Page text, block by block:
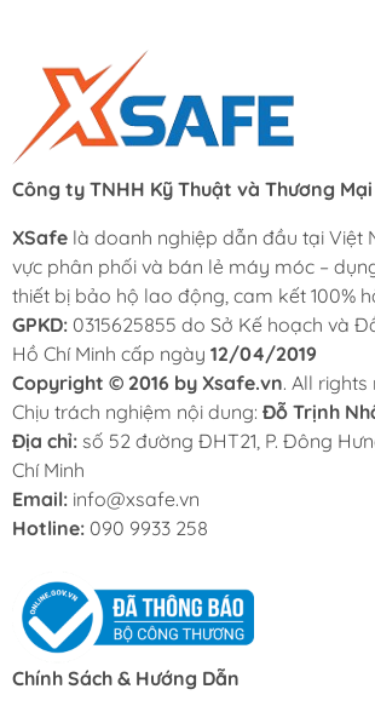
Công ty TNHH Kỹ Thuật và Thương Mại
XSafe là doanh nghiệp dẫn đầu tại Việt
vực phân phối và bán lẻ máy móc –
thiết bị bảo hộ lao động, cam kết 100%
GPKD: 0315625855 do Sở Kế hoạch và
Hồ Chí Minh cấp ngày 12/04/2019
Copyright © 2016 by Xsafe.vn. All
Chịu trách nghiệm nội dung: Đỗ Trịnh
Địa chỉ: số 52 đường ĐHT21, P. Đông
Chí Minh
Email: info@xsafe.vn
Hotline: 090 9933 258
Chính Sách & Hướng Dẫn